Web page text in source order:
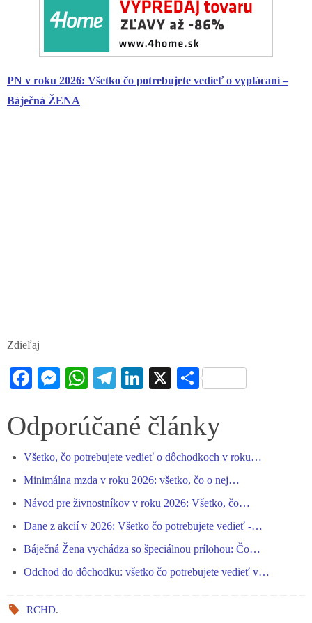
PN v roku 2026: Všetko čo potrebujete vedieť o vyplácaní –
Báječná ŽENA
Zdieľaj
Fa
bo
ok
M
se
er
W
ts
pp
Te
gr
m
Li
ed
X S
re
Odporúčané články
Všetko, čo potrebujete vedieť o dôchodkoch v roku…
Minimálna mzda v roku 2026: všetko, čo o nej…
Návod pre živnostníkov v roku 2026: Všetko, čo…
Dane z akcií v 2026: Všetko čo potrebujete vedieť -…
Báječná Žena vychádza so špeciálnou prílohou: Čo…
Odchod do dôchodku: všetko čo potrebujete vedieť v…
RCHD.